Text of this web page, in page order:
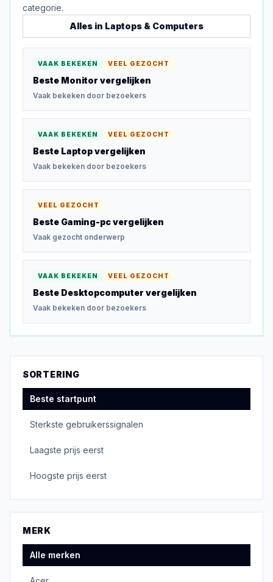
categorie.
Alles in Laptops & Computers
VAAK BEKEKEN VEEL GEZOCHT
Beste Monitor vergelijken
Vaak bekeken door bezoekers
VAAK BEKEKEN VEEL GEZOCHT
Beste Laptopvergelijken
Vaak bekeken door bezoekers
VEEL GEZOCHT
Beste Gaming-pcvergelijken
Vaak gezocht onderwerp
VAAK BEKEKEN VEEL GEZOCHT
Beste Desktopcomputer vergelijken
Vaak bekeken door bezoekers
SORTERING
Beste startpunt
Sterkste gebruikerssignalen
Laagste prijs eerst
Hoogste prijs eerst
MERK
Alle merken